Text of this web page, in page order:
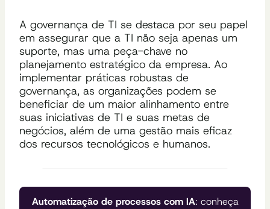
A governança de TI se destaca por seu papel
em assegurar que a TI não seja apenas um
suporte, mas uma peça-chave no
planejamento estratégico da empresa. Ao
implementar práticas robustas de
governança, as organizações podem se
beneficiar de um maior alinhamento entre
suas iniciativas de TI e suas metas de
negócios, além de uma gestão mais eficaz
dos recursos tecnológicos e humanos.
Automatização de processos com IA: conheça